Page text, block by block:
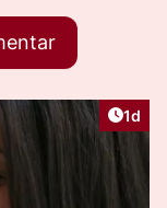
1d